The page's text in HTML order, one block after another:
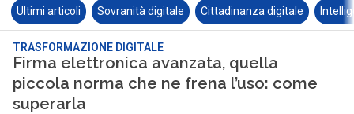
Ultimi articoli Sovranità digitale Cittadinanza digitale
TRASFORMAZIONE DIGITALE
Firma elettronica avanzata, quella
piccola norma che ne frena l’uso: come
superarla